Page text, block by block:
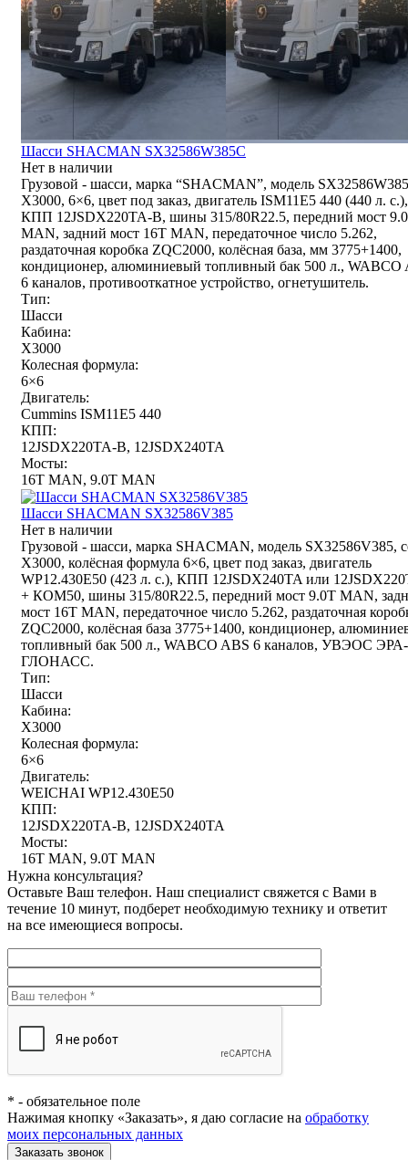
Шасси SHACMAN SX32586W385С
Нет в наличии
Грузовой - шасси, марка “SHACMAN”, модель
X3000, 6×6, цвет под заказ, двигатель ISM11E5 440 (440 л. с.),
КПП 12JSDX220TA-B, шины 315/80R22.5, передний мост
MAN, задний мост 16T MAN, передаточное число 5.262,
раздаточная коробка ZQC2000, колёсная база, мм 3775+1400,
кондиционер, алюминиевый топливный бак 500 л., WABCO
6 каналов, противооткатное устройство, огнетушитель.
Тип:
Шасси
Кабина:
X3000
Колесная формула:
6×6
Двигатель:
Cummins ISM11E5 440
КПП:
12JSDX220TA-B, 12JSDX240TA
Мосты:
16T MAN, 9.0T MAN
Шасси SHACMAN SX32586V385
Нет в наличии
Грузовой - шасси, марка SHACMAN, модель SX32586V385,
X3000, колёсная формула 6×6, цвет под заказ, двигатель
WP12.430E50 (423 л. с.), КПП 12JSDX240TA или
+ КОМ50, шины 315/80R22.5, передний мост 9.0T MAN,
мост 16T MAN, передаточное число 5.262, раздаточная
ZQC2000, колёсная база 3775+1400, кондиционер,
топливный бак 500 л., WABCO ABS 6 каналов, УВЭОС ЭРА-
ГЛОНАСС.
Тип:
Шасси
Кабина:
X3000
Колесная формула:
6×6
Двигатель:
WEICHAI WP12.430E50
КПП:
12JSDX220TA-B, 12JSDX240TA
Мосты:
16T MAN, 9.0T MAN
Нужна консультация?
Оставьте Ваш телефон. Наш специалист свяжется с Вами в
течение 10 минут, подберет необходимую технику и ответит
на все имеющиеся вопросы.
* - обязательное поле
Нажимая кнопку «Заказать», я даю согласие на обработку
моих персональных данных
Заказать звонок